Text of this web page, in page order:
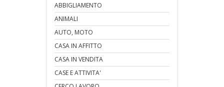
ABBIGLIAMENTO
ANIMALI
AUTO, MOTO
CASA IN AFFITTO
CASA IN VENDITA
CASE E ATTIVITA'